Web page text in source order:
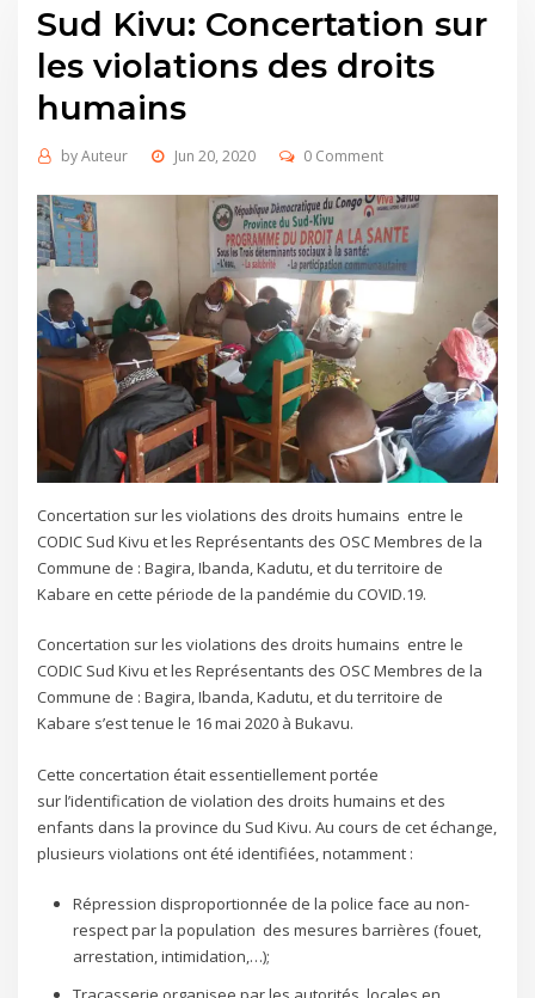
Sud Kivu: Concertation sur
les violations des droits
humains
byAuteur Jun 20, 2020 0 Comment
Concertation sur les violations des droits humains entre le
CODIC Sud Kivu et les Représentants des OSC Membres de la
Commune de : Bagira, Ibanda, Kadutu, et du territoire de
Kabare en cette période de la pandémie du COVID.19.
Concertation sur les violations des droits humains entre le
CODIC Sud Kivu et les Représentants des OSC Membres de la
Commune de : Bagira, Ibanda, Kadutu, et du territoire de
Kabare s’est tenue le 16 mai 2020 à Bukavu.
Cette concertation était essentiellement portée
sur l’identification de violation des droits humains et des
enfants dans la province du Sud Kivu. Au cours de cet échange,
plusieurs violations ont été identifiées, notamment :
Répression disproportionnée de la police face au non-
respect par la population des mesures barrières (fouet,
arrestation, intimidation,…);